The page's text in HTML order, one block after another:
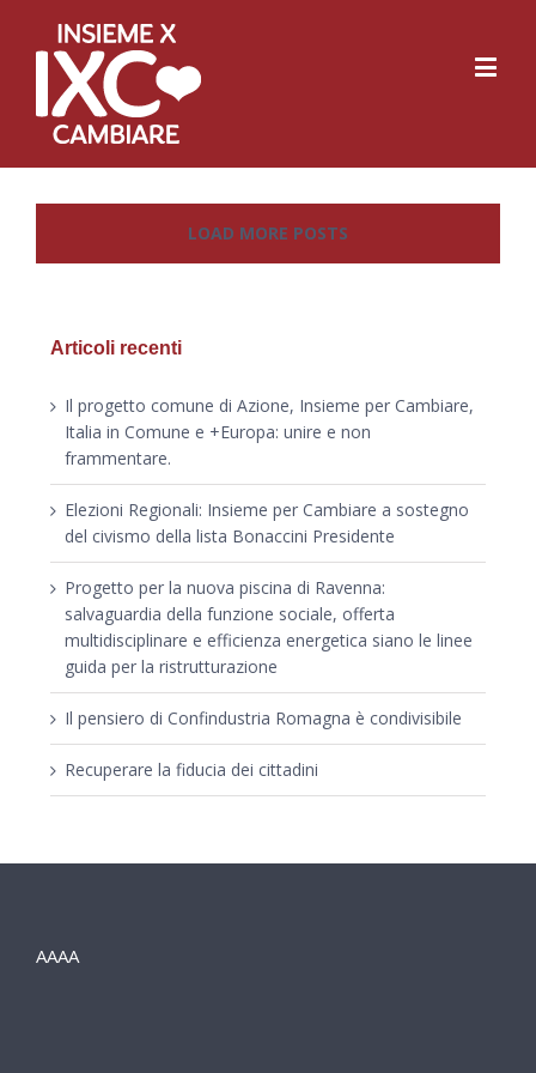
LOAD MORE POSTS
Articoli recenti
Il progetto comune di Azione, Insieme per Cambiare,
Italia in Comune e +Europa: unire e non
frammentare.
Elezioni Regionali: Insieme per Cambiare a sostegno
del civismo della lista Bonaccini Presidente
Progetto per la nuova piscina di Ravenna:
salvaguardia della funzione sociale, offerta
multidisciplinare e efficienza energetica siano le linee
guida per la ristrutturazione
Il pensiero di Confindustria Romagna è condivisibile
Recuperare la fiducia dei cittadini
AAAA